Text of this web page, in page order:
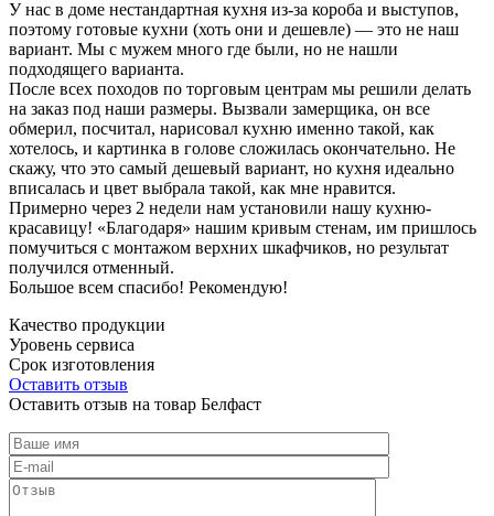
У нас в доме нестандартная кухня из-за короба и выступов,
поэтому готовые кухни (хоть они и дешевле) — это не наш
вариант. Мы с мужем много где были, но не нашли
подходящего варианта.
После всех походов по торговым центрам мы решили делать
на заказ под наши размеры. Вызвали замерщика, он все
обмерил, посчитал, нарисовал кухню именно такой, как
хотелось, и картинка в голове сложилась окончательно. Не
скажу, что это самый дешевый вариант, но кухня идеально
вписалась и цвет выбрала такой, как мне нравится.
Примерно через 2 недели нам установили нашу кухню-
красавицу! «Благодаря» нашим кривым стенам, им пришлось
помучиться с монтажом верхних шкафчиков, но результат
получился отменный.
Большое всем спасибо! Рекомендую!
Качество продукции
Уровень сервиса
Срок изготовления
Оставить отзыв
Оставить отзыв на товар Белфаст